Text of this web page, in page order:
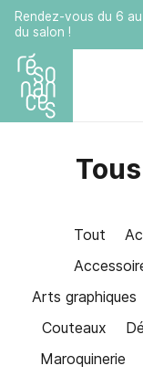
Rendez-vous du 6
du salon !
Tout
Arts graphiques
Couteaux
Maroquinerie